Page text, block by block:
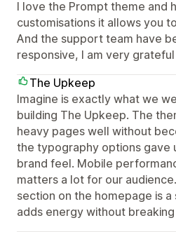
I love the Prompt theme and
customisations it allows you
And the support team have
responsive, I am very
The Upkeep
Imagine is exactly what we
building The Upkeep. The
heavy pages well without
the typography options gave
brand feel. Mobile
matters a lot for our
section on the homepage is
adds energy without